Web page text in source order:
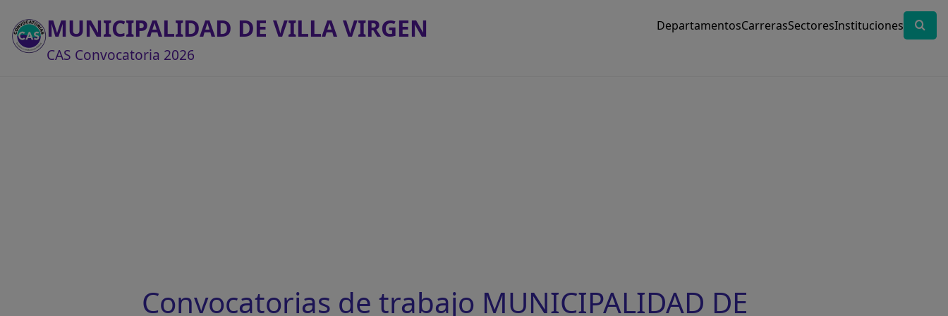
MUNICIPALIDAD DE VILLA VIRGEN
CAS Convocatoria 2026
DepartamentosCarrerasSectoresInstituciones
Convocatorias de trabajo MUNICIPALIDAD DE